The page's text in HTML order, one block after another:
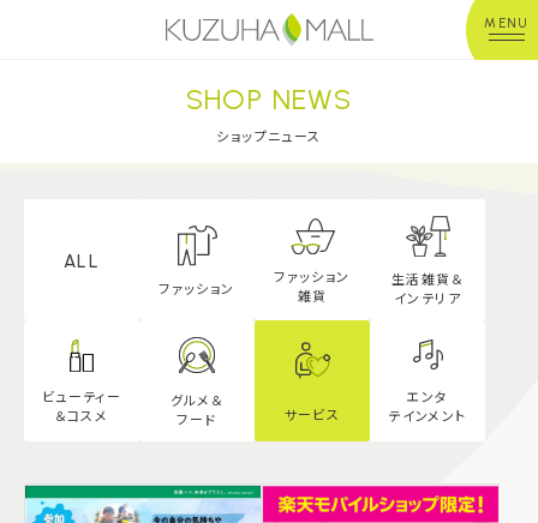
MENU
年中無休平 日：10:00~20:00
※店舗により異なる
グルメ＆フード
ショップニュース
イベント
キッズ＆ベビー
SHOP NEWS
ショップニュース
ALL
ファッション
ファッション
雑貨
生活雑貨＆
インテリア
ビューティー
＆コスメ
グルメ＆
フード
サービス
エンタ
テインメント